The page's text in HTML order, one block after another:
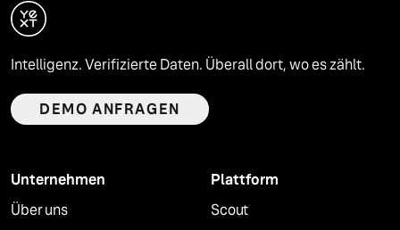
Intelligenz. Verifizierte Daten. Überall dort, wo es zählt.
DEMO ANFRAGEN
Unternehmen
Über uns
Plattform
Scout